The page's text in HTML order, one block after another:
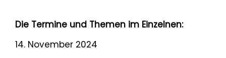
Die Termine und Themen im Einzelnen:
14. November 2024